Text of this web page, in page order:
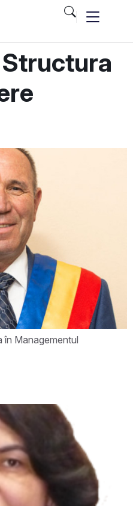
Structura
în Managementul